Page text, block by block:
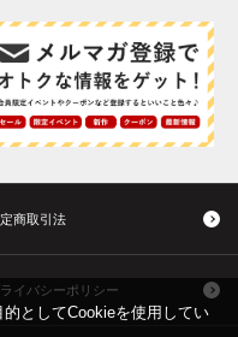
商取引法
イバシーポリシー
としてCookieを使用してい